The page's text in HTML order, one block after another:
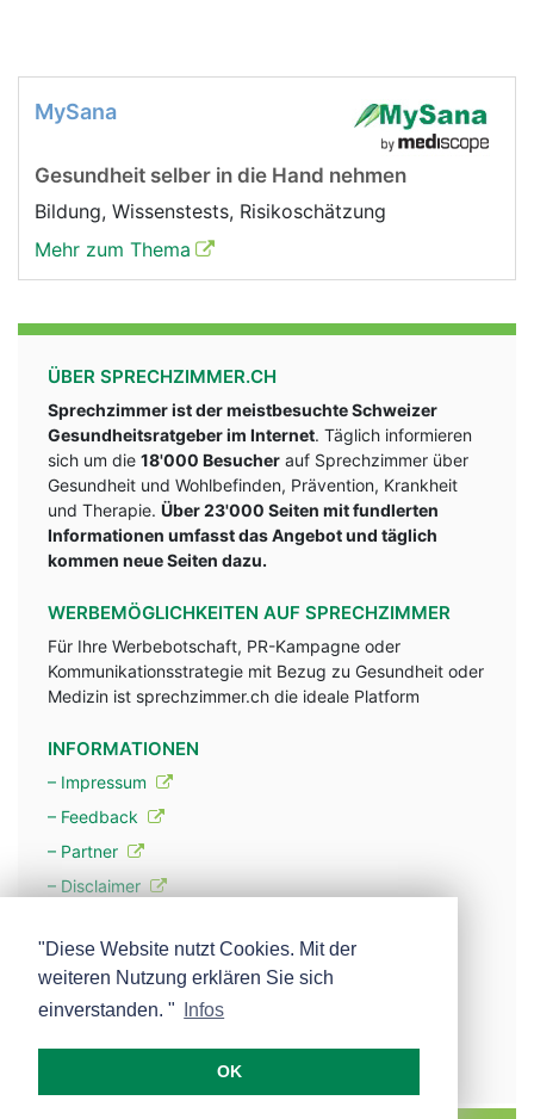
MySana
Gesundheit selber in die Hand nehmen
Bildung, Wissenstests, Risikoschätzung
Mehr zum Thema
ÜBER SPRECHZIMMER.CH
Sprechzimmer ist der meistbesuchte Schweizer
Gesundheitsratgeber im Internet. Täglich informieren
sich um die 18'000 Besucher auf Sprechzimmer über
Gesundheit und Wohlbefinden, Prävention, Krankheit
und Therapie. Über 23'000 Seiten mit fundlerten
Informationen umfasst das Angebot und täglich
kommen neue Seiten dazu.
WERBEMÖGLICHKEITEN AUF SPRECHZIMMER
Für Ihre Werbebotschaft, PR-Kampagne oder
Kommunikationsstrategie mit Bezug zu Gesundheit oder
Medizin ist sprechzimmer.ch die ideale Platform
INFORMATIONEN
– Impressum
– Feedback
– Partner
– Disclaimer
– Werbung
– Mehr über unsere Experten
"Diese Website nutzt Cookies. Mit der
weiteren Nutzung erklären Sie sich
einverstanden. "
Infos
OK